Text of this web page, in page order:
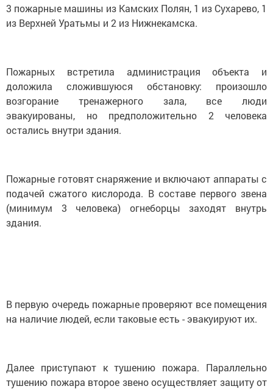
3 пожарные машины из Камских Полян, 1 из Сухарево, 1
из Верхней Уратьмы и 2 из Нижнекамска.
Пожарных встретила администрация объекта и
доложила сложившуюся обстановку: произошло
возгорание тренажерного зала, все люди
эвакуированы, но предположительно 2 человека
остались внутри здания.
Пожарные готовят снаряжение и включают аппараты с
подачей сжатого кислорода. В составе первого звена
(минимум 3 человека) огнеборцы заходят внутрь
здания.
В первую очередь пожарные проверяют все помещения
на наличие людей, если таковые есть - эвакуируют их.
Далее приступают к тушению пожара. Параллельно
тушению пожара второе звено осуществляет защиту от